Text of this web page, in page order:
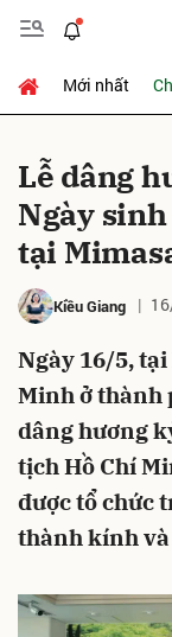
Mới nhất
Lễ dâng
Ngày
tại
Kiều Giang
Ngày 16/5,
Minh ở thành
dâng hương
tịch Hồ Chí
được tổ chức
thành kính
Gửi bình luận